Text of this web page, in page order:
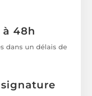
à 48h
dans un délais de